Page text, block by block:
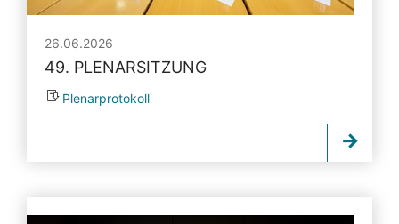
26.06.2026
49. PLENARSITZUNG
Plenarprotokoll